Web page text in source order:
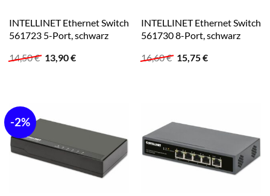
INTELLINET Ethernet Switch
561723 5-Port, schwarz
14,50€ Ursprünglicher
13,90€Aktueller
INTELLINET Ethernet Switch
561730 8-Port, schwarz
16,60€ Ursprünglicher
15,75€Aktueller
-2%